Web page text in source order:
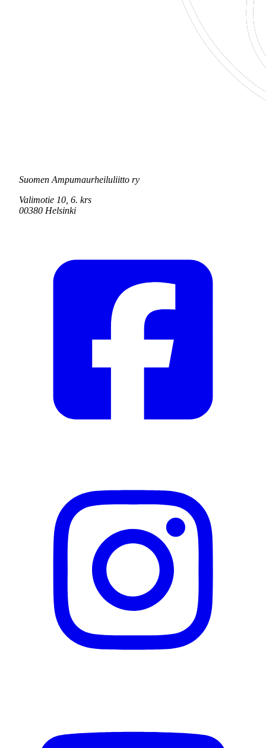
Suomen Ampumaurheiluliitto ry
Valimotie 10, 6. krs
00380 Helsinki